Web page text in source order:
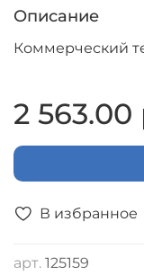
В избранное
арт. 125159
Описание
Коммерческий
2 563.00